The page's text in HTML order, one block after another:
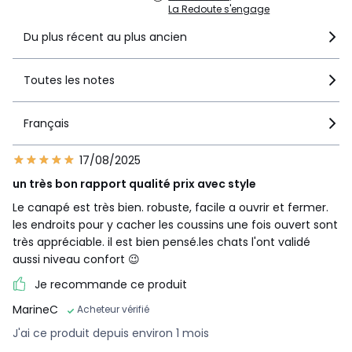
Coussins d'assises déhoussables
Dimensions du canapé
Dimensions hors tout : L195xH88xP99 cm
Dimensions hors tout lit déplié : L195xH88xP214 cm
Largeur : 195 cm
Hauteur : 88 cm
Profondeur du canapé : 99 cm
Largeur d'assise : 163 cm
Hauteur d'assise : 52 cm
Largeur des accoudoirs : 16 cm
Hauteurs des accoudoirs : 71 cm
Hauteur des pieds : 12 cm
Taille du couchage : 140x190 cm
Dimensions des colis
Colis 1 : 190x65x42 cm - 33 kg
Colis 2 : 170x100x52 cm - 66 kg
Recommandations d’entretien
Aspirez régulièrement avec un embout adapté. Nettoyez
La Redoute s'engage
Du plus récent au plus ancien
Toutes les notes
Français
17/08/2025
un très bon rapport qualité prix avec style
Le canapé est très bien. robuste, facile a ouvrir et fermer.
les endroits pour y cacher les coussins une fois ouvert sont
très appréciable. il est bien pensé.les chats l'ont validé
aussi niveau confort 😉
Je recommande ce produit
MarineC
Acheteur vérifié
J'ai ce produit depuis environ 1 mois